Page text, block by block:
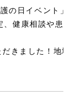
の日イベント」
健康相談や患
きました！地